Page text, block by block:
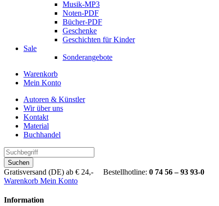
Musik-MP3
Noten-PDF
Bücher-PDF
Geschenke
Geschichten für Kinder
Sale
Sonderangebote
Warenkorb
Mein Konto
Autoren & Künstler
Wir über uns
Kontakt
Material
Buchhandel
Suchen
Gratisversand (DE) ab € 24,- Bestellhotline: 0 74 56 – 93 93-0
Warenkorb Mein Konto
Information